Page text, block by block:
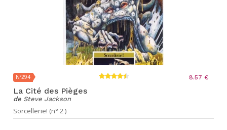
N°294 8.57 €
La Cité des Pièges
de Steve Jackson
Sorcellerie! (n° 2 )